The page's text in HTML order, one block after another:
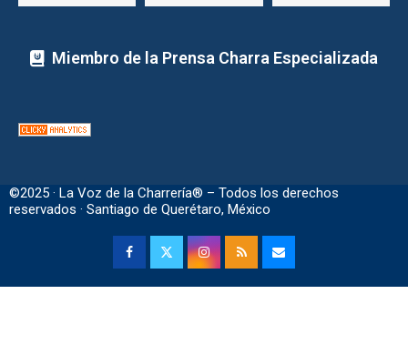
Miembro de la Prensa Charra Especializada
©2025 · La Voz de la Charrería® – Todos los derechos
reservados · Santiago de Querétaro, México